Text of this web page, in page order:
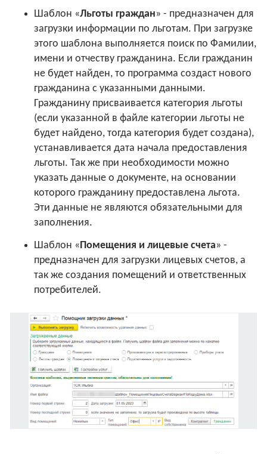
Шаблон «Льготы граждан» - предназначен для
загрузки информации по льготам. При загрузке
этого шаблона выполняется поиск по Фамилии,
имени и отчеству гражданина. Если гражданин
не будет найден, то программа создаст нового
гражданина с указанными данными.
Гражданину присваивается категория льготы
(если указанной в файле категории льготы не
будет найдено, тогда категория будет создана),
устанавливается дата начала предоставления
льготы. Так же при необходимости можно
указать данные о документе, на основании
которого гражданину предоставлена льгота.
Эти данные не являются обязательными для
заполнения.
Шаблон « Помещения и лицевые счета» -
предназначен для загрузки лицевых счетов, а
так же создания помещений и ответственных
потребителей.